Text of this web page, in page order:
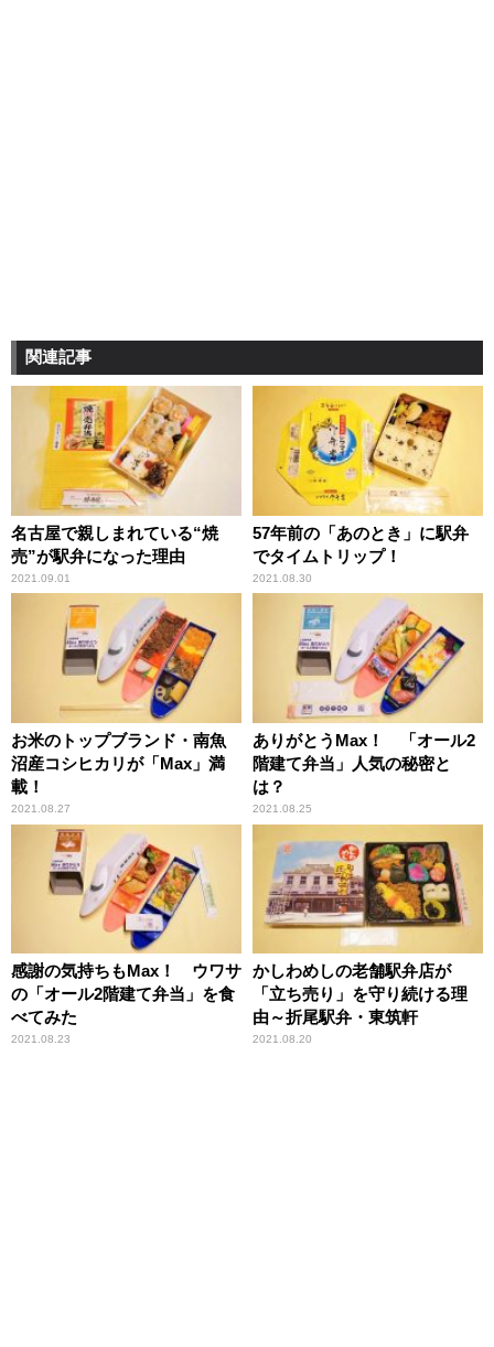
関連記事
名古屋で親しまれている“焼
売”が駅弁になった理由
2021.09.01
57年前の「あのとき」に駅弁
でタイムトリップ！
2021.08.30
お米のトップブランド・南魚
沼産コシヒカリが「Max」満
載！
2021.08.27
ありがとうMax！ 「オール2
階建て弁当」人気の秘密と
は？
2021.08.25
感謝の気持ちもMax！ ウワサ
の「オール2階建て弁当」を食
べてみた
2021.08.23
かしわめしの老舗駅弁店が
「立ち売り」を守り続ける理
由～折尾駅弁・東筑軒
2021.08.20